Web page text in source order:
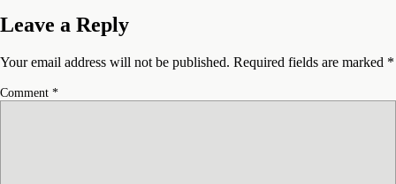
Leave a Reply
Your email address will not be published. Required fields are marked *
Comment *